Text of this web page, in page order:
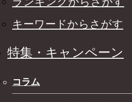
キーワードからさがす
特集・キャンペーン
コラム